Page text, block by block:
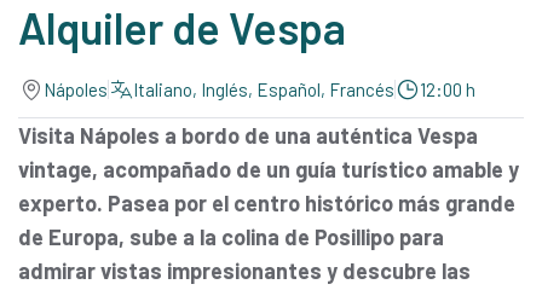
Alquiler de Vespa
Nápoles Italiano, Inglés, Español, Francés 12:00 h
Visita Nápoles a bordo de una auténtica Vespa
vintage, acompañado de un guía turístico amable y
experto. Pasea por el centro histórico más grande
de Europa, sube a la colina de Posillipo para
admirar vistas impresionantes y descubre las